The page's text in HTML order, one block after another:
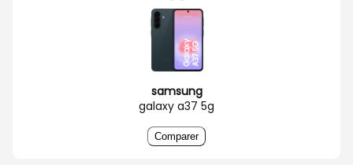
samsung
galaxy a37 5g
Comparer